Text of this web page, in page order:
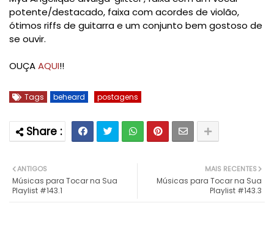
potente/destacado, faixa com acordes de violão,
ótimos riffs de guitarra e um conjunto bem gostoso de
se ouvir.
OUÇAAQUI!!
Tags beheard postagens
MAIS RECENTES
Músicas para Tocar na Sua
Playlist #143.3
ANTIGOS
Músicas para Tocar na Sua
Playlist #143.1